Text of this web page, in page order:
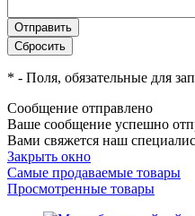
* - Поля, обязательные для
Сообщение отправлено
Ваше сообщение успешно
Вами свяжется наш
Закрыть окно
Самые продаваемые товары
Просмотренные товары